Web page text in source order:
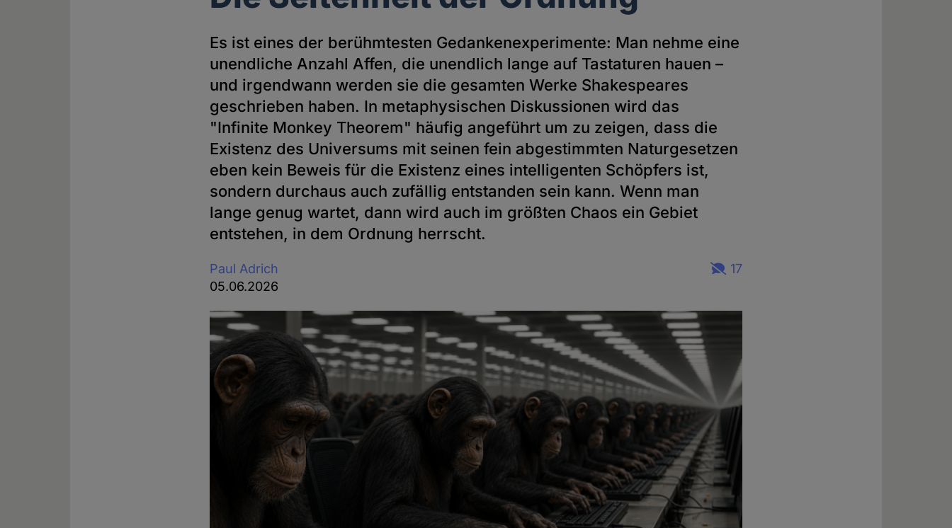
Es ist eines der berühmtesten Gedankenexperimente: Man nehme eine
unendliche Anzahl Affen, die unendlich lange auf Tastaturen hauen –
und irgendwann werden sie die gesamten Werke Shakespeares
geschrieben haben. In metaphysischen Diskussionen wird das
"Infinite Monkey Theorem" häufig angeführt um zu zeigen, dass die
Existenz des Universums mit seinen fein abgestimmten Naturgesetzen
eben kein Beweis für die Existenz eines intelligenten Schöpfers ist,
sondern durchaus auch zufällig entstanden sein kann. Wenn man
lange genug wartet, dann wird auch im größten Chaos ein Gebiet
entstehen, in dem Ordnung herrscht.
Paul Adrich
05.06.2026
17